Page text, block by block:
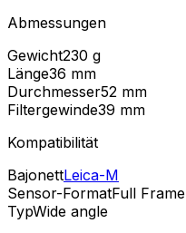
Abmessungen
Gewicht230 g
Länge36 mm
Durchmesser52 mm
Filtergewinde39 mm
Kompatibilität
BajonettLeica-M
Sensor-FormatFull Frame
TypWide angle